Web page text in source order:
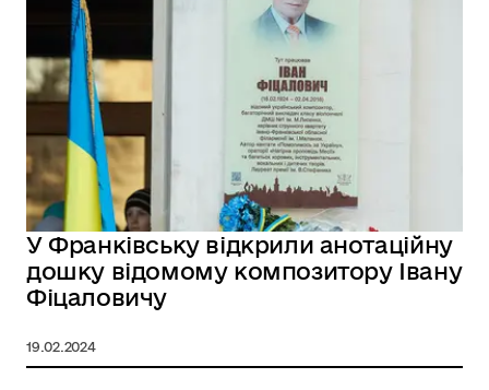
У Франківську відкрили анотаційну
дошку відомому композитору Івану
Фіцаловичу
19.02.2024